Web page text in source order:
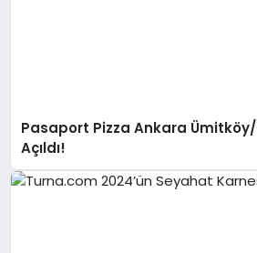
Pasaport Pizza Ankara
Açıldı!